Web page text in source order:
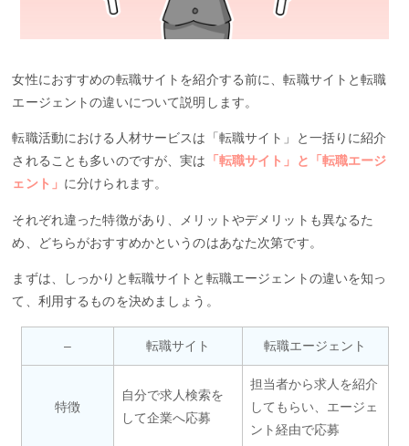
女性におすすめの転職サイトを紹介する前に、転職サイトと転職
エージェントの違いについて説明します。
転職活動における人材サービスは「転職サイト」と一括りに紹介
されることも多いのですが、実は
「転職サイト」と「転職エージ
ェント」 に分けられます。
それぞれ違った特徴があり、メリットやデメリットも異なるた
め、どちらがおすすめかというのはあなた次第です。
まずは、しっかりと転職サイトと転職エージェントの違いを知っ
て、利用するものを決めましょう。
– 転職サイト 転職エージェント
特徴
自分で求人検索を
して企業へ応募
担当者から求人を紹介
してもらい、エージェ
ント経由で応募